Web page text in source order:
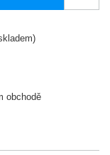
obchodě